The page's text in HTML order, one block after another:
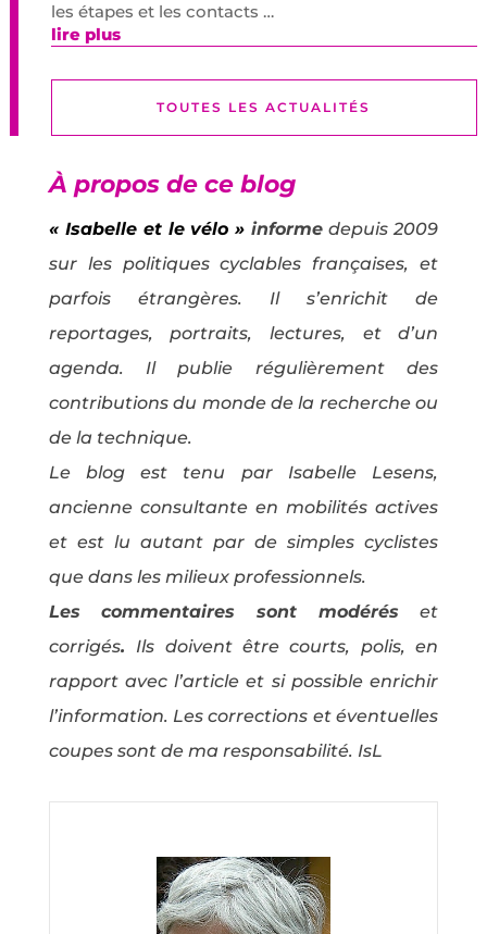
les étapes et les contacts …
lire plus
TOUTES LES ACTUALITÉS
À propos de ce blog
« Isabelle et le vélo » informe depuis 2009
sur les politiques cyclables françaises, et
parfois étrangères. Il s’enrichit de
reportages, portraits, lectures, et d’un
agenda. Il publie régulièrement des
contributions du monde de la recherche ou
de la technique.
Le blog est tenu par Isabelle Lesens,
ancienne consultante en mobilités actives
et est lu autant par de simples cyclistes
que dans les milieux professionnels.
Les commentaires sont modéréset
corrigés. Ils doivent être courts, polis, en
rapport avec l’article et si possible enrichir
l’information. Les corrections et éventuelles
coupes sont de ma responsabilité. IsL